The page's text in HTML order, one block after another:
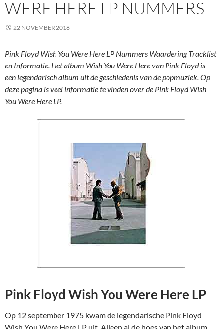
WERE HERE LP NUMMERS
22 NOVEMBER 2018
Pink Floyd Wish You Were Here LP Nummers Waardering Tracklist
en Informatie. Het album Wish You Were Here van Pink Floyd is
een legendarisch album uit de geschiedenis van de popmuziek. Op
deze pagina is veel informatie te vinden over de Pink Floyd Wish
You Were Here LP.
Pink Floyd Wish You Were Here LP
Op 12 september 1975 kwam de legendarische Pink Floyd
Wish You Were Here LP uit. Alleen al de hoes van het album